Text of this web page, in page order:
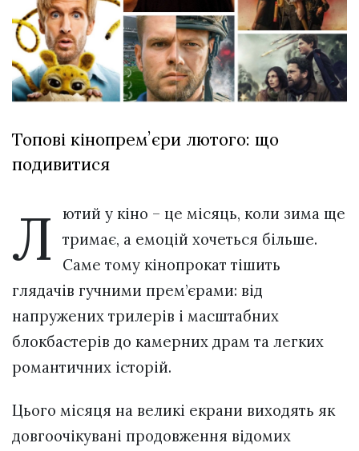
залишив у
Луцьку
три...
27 Липня 2026
768 переглядів
Всі розділи
Лайф
Афіша
Контакти
Політика конфіденційності
Топові кінопремʼєри лютого: що
подивитися
Л
ютий у кіно – це місяць, коли зима ще
тримає, а емоцій хочеться більше.
Саме тому кінопрокат тішить
глядачів гучними прем’єрами: від
напружених трилерів і масштабних
блокбастерів до камерних драм та легких
романтичних історій.
Цього місяця на великі екрани виходять як
довгоочікувані продовження відомих